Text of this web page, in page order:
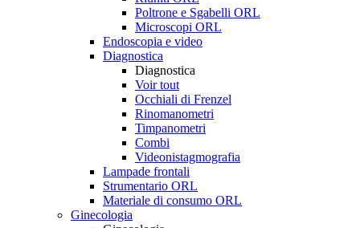
Poltrone e Sgabelli ORL
Microscopi ORL
Endoscopia e video
Diagnostica
Diagnostica
Voir tout
Occhiali di Frenzel
Rinomanometri
Timpanometri
Combi
Videonistagmografia
Lampade frontali
Strumentario ORL
Materiale di consumo ORL
Ginecologia